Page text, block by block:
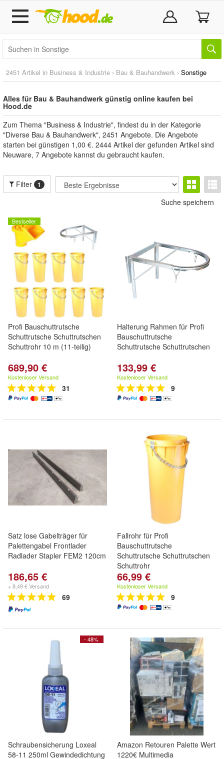
2451 Artikel in Business & Industrie › Bau & Bauhandwerk › Sonstige
Alles für Bau & Bauhandwerk günstig online kaufen bei
Hood.de
Zum Thema "Business & Industrie", findest du in der Kategorie
"Diverse Bau & Bauhandwerk", 2451 Angebote. Die Angebote
starten bei günstigen 1,00 €. 2444 Artikel der gefunden Artikel sind
Neuware, 7 Angebote kannst du gebraucht kaufen.
Filter 1
Suche speichern
Bestseller
Profi Bauschuttrutsche
Schuttrutsche Schuttrutschen
Schuttrohr 10 m (11-teilig)
689,90 €
Kostenloser Versand
31
Halterung Rahmen für Profi
Bauschuttrutsche
Schuttrutsche Schuttrutschen
133,99 €
Kostenloser Versand
9
Satz lose Gabelträger für
Palettengabel Frontlader
Radlader Stapler FEM2 120cm
186,65 €
+ 8,49 € Versand
69
Fallrohr für Profi
Bauschuttrutsche
Schuttrutsche Schuttrutschen
Schuttrohr
66,99 €
Kostenloser Versand
9
- 48%
Schraubensicherung Loxeal
58-11 250ml Gewindedichtung
Amazon Retouren Palette Wert
1220€ Multimedia